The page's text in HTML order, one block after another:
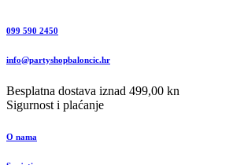
099 590 2450
info@partyshopbaloncic.hr
Besplatna dostava iznad 499,00 kn
Sigurnost i plaćanje
O nama